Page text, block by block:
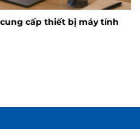
cấp thiết bị máy tính